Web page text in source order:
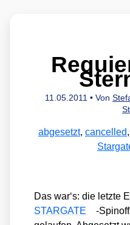
11.05.2011 • Von
abgesetzt, cancelled,
Das war‘s: die letz­te
STARGATE
-